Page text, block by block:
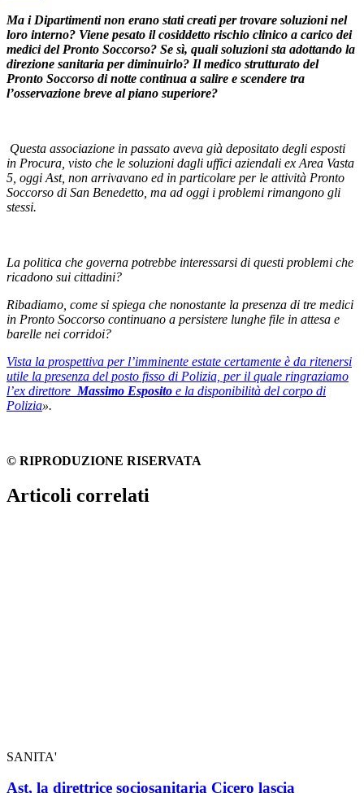
Ma i Dipartimenti non erano stati creati per trovare soluzioni nel
loro interno? Viene pesato il cosiddetto rischio clinico a carico dei
medici del Pronto Soccorso? Se sì, quali soluzioni sta adottando la
direzione sanitaria per diminuirlo? Il medico strutturato del
Pronto Soccorso di notte continua a salire e scendere tra
l’osservazione breve al piano superiore?
Questa associazione in passato aveva già depositato degli esposti
in Procura, visto che le soluzioni dagli uffici aziendali ex Area Vasta
5, oggi Ast, non arrivavano ed in particolare per le attività Pronto
Soccorso di San Benedetto, ma ad oggi i problemi rimangono gli
stessi.
La politica che governa potrebbe interessarsi di questi problemi che
ricadono sui cittadini?
Ribadiamo, come si spiega che nonostante la presenza di tre medici
in Pronto Soccorso continuano a persistere lunghe file in attesa e
barelle nei corridoi?
Vista la prospettiva per l’imminente estate certamente è da ritenersi
utile la presenza del posto fisso di Polizia, per il quale ringraziamo
l’ex direttore Massimo Esposito e la disponibilità del corpo di
Polizia».
© RIPRODUZIONE RISERVATA
Articoli correlati
SANITA'
Ast, la direttrice sociosanitaria Cicero lascia